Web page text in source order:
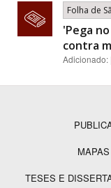
Folha de
'Pega
contra
Adicionado:
Rodapé
TESES E